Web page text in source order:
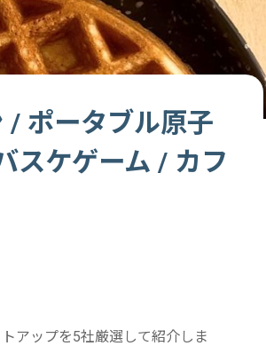
/ ポータブル原子
スケゲーム / カフ
アップを5社厳選して紹介しま